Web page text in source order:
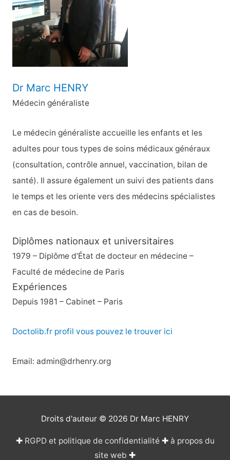
e
r
Dr Marc HENRY
Médecin généraliste
Le médecin généraliste accueille les enfants et les
adultes pour tous types de soins médicaux généraux
(consultation, contrôle annuel, vaccination, bilan de
santé). Il assure également un suivi des patients dans
le temps et les oriente vers des médecins spécialistes
en cas de besoin.
Diplômes nationaux et universitaires
1979 – Diplôme d’État de docteur en médecine –
Faculté de médecine de Paris
Expériences
Depuis 1981 – Cabinet – Paris
Doctolib.fr profil vous pouvez le trouver ici
Email: admin@drhenry.org
Droits d'auteur © 2026 Dr Marc HENRY
✚ RGPD et politique de confidentialité✚ à propos du
site web ✚